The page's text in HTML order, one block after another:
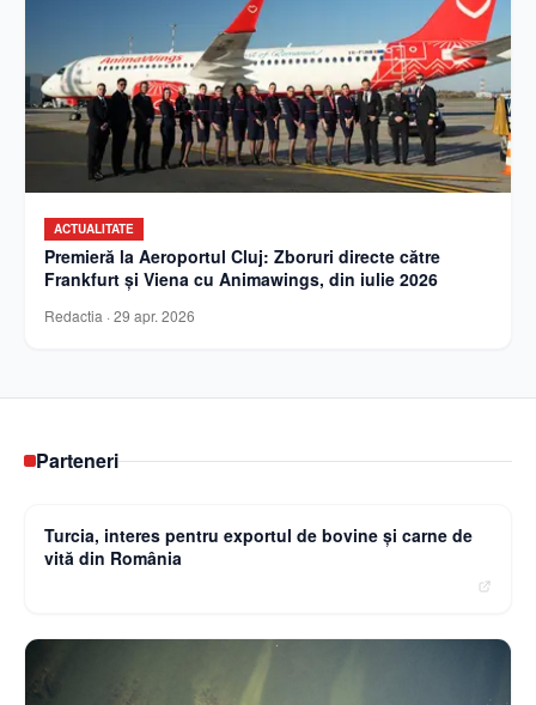
ACTUALITATE
Premieră la Aeroportul Cluj: Zboruri directe către
Frankfurt și Viena cu Animawings, din iulie 2026
Redactia · 29 apr. 2026
Parteneri
Turcia, interes pentru exportul de bovine și carne de
vită din România